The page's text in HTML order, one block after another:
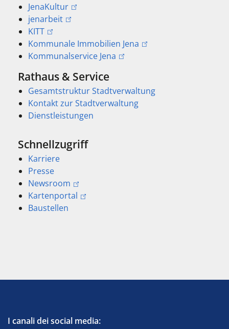
JenaKultur
jenarbeit
KITT
Kommunale Immobilien Jena
Kommunalservice Jena
Rathaus & Service
Gesamtstruktur Stadtverwaltung
Kontakt zur Stadtverwaltung
Dienstleistungen
Schnellzugriff
Karriere
Presse
Newsroom
Kartenportal
Baustellen
I canali dei social media: